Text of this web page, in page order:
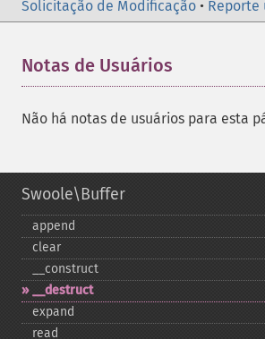
Solicitação de Modificação • Reporte
Notas de Usuários
Não há notas de usuários para esta
Swoole\Buffer
append
clear
_​_​construct
_​_​destruct
expand
read